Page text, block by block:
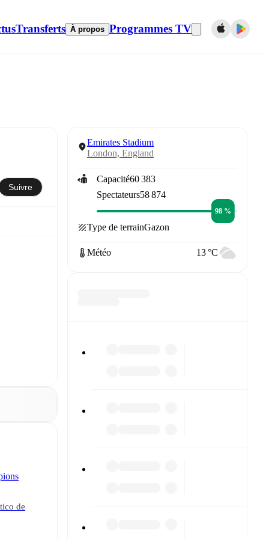
Transferts À propos Programmes TV
Suivre
de
Emirates Stadium
London, England
Capacité60 383
Spectateurs58 874
98 %
Type de terrainGazon
Météo 13 °C